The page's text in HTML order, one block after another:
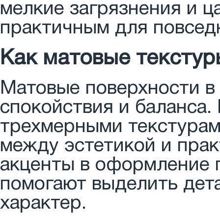
мелкие загрязнения и
практичным для
Как матовые
Матовые поверхности
спокойствия и
трехмерными
между эстетикой и
акценты в оформление
помогают выделить
характер.